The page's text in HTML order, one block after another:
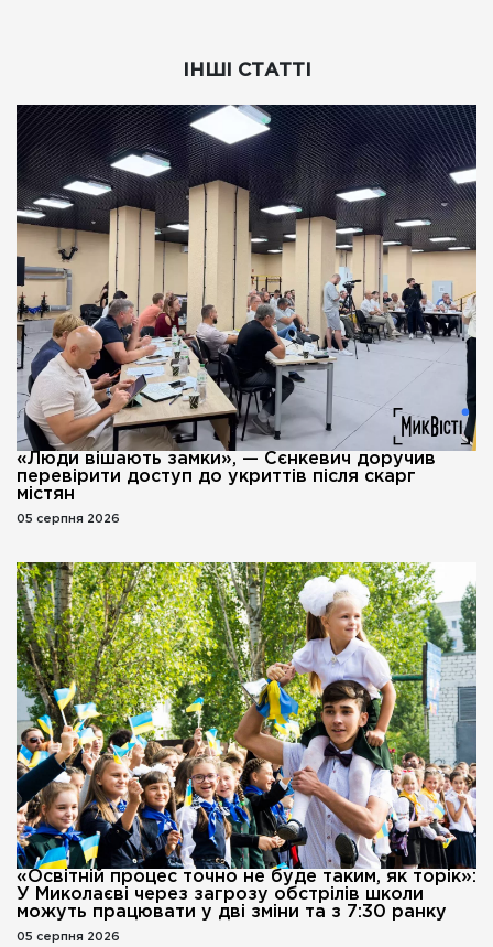
ІНШІ СТАТТІ
«Люди вішають замки», — Сєнкевич доручив
перевірити доступ до укриттів після скарг
містян
05 серпня 2026
«Освітній процес точно не буде таким, як торік»:
У Миколаєві через загрозу обстрілів школи
можуть працювати у дві зміни та з 7:30 ранку
05 серпня 2026